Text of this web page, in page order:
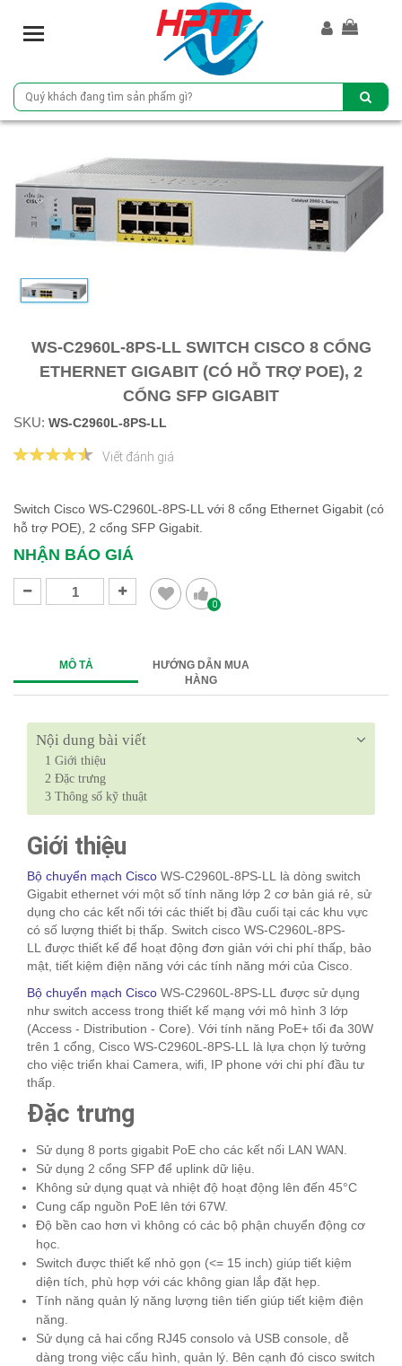
T
l
e
v
i
g
i
o
WS-C2960L-8PS-LL SWITCH CISCO 8 CỔNG
ETHERNET GIGABIT (CÓ HỖ TRỢ POE), 2
CỔNG SFP GIGABIT
SKU: WS-C2960L-8PS-LL
Viết đánh giá
Switch Cisco WS-C2960L-8PS-LL với 8 cổng Ethernet Gigabit (có
hỗ trợ POE), 2 cổng SFP Gigabit.
NHẬN BÁO GIÁ
0
MÔ TẢ
HƯỚNG DẪN MUA
HÀNG
Nội dung bài viết
1 Giới thiệu
2 Đặc trưng
3 Thông số kỹ thuật
Giới thiệu
Bộ chuyển mạch Cisco WS-C2960L-8PS-LL là dòng switch
Gigabit ethernet với một số tính năng lớp 2 cơ bản giá rẻ, sử
dụng cho các kết nối tới các thiết bị đầu cuối tại các khu vực
có số lượng thiết bị thấp. Switch cisco WS-C2960L-8PS-
LL được thiết kế để hoạt động đơn giản với chi phí thấp, bảo
mật, tiết kiệm điện năng với các tính năng mới của Cisco.
Bộ chuyển mạch Cisco WS-C2960L-8PS-LL được sử dụng
như switch access trong thiết kế mạng với mô hình 3 lớp
(Access - Distribution - Core). Với tính năng PoE+ tối đa 30W
trên 1 cổng, Cisco WS-C2960L-8PS-LL là lựa chọn lý tưởng
cho việc triển khai Camera, wifi, IP phone với chi phí đầu tư
thấp.
Đặc trưng
Sử dụng 8 ports gigabit PoE cho các kết nối LAN WAN.
Sử dụng 2 cổng SFP để uplink dữ liệu.
Không sử dụng quạt và nhiệt độ hoạt động lên đến 45°C
Cung cấp nguồn PoE lên tới 67W.
Độ bền cao hơn vì không có các bộ phận chuyển động cơ
học.
Switch được thiết kế nhỏ gọn (<= 15 inch) giúp tiết kiệm
diện tích, phù hợp với các không gian lắp đặt hẹp.
Tính năng quản lý năng lượng tiên tiến giúp tiết kiệm điện
năng.
Sử dụng cả hai cổng RJ45 consolo và USB console, dễ
dàng trong việc cấu hình, quản lý. Bên cạnh đó cisco switch